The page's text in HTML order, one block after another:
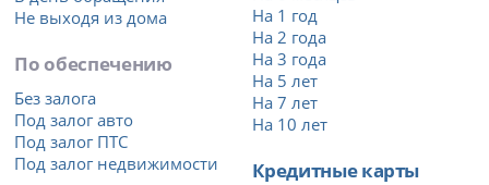
Не выходя из дома
По обеспечению
Без залога
Под залог авто
Под залог ПТС
Под залог недвижимости
На 1 год
На 2 года
На 3 года
На 5 лет
На 7 лет
На 10 лет
Кредитные карты